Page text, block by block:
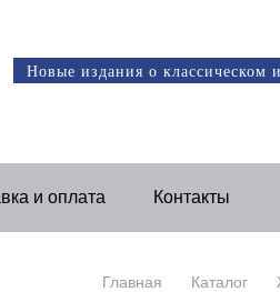
Новые издания о классическом
и оплата Контакты
Главная Каталог